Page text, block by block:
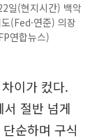
일(현지시간) 백악
(Fed·연준) 의장
연합뉴스)
이가 컸다.
절반 넘게
순하며 구식